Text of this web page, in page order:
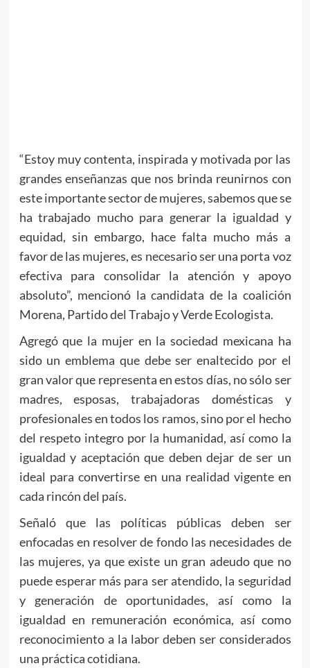
“Estoy muy contenta, inspirada y motivada por las
grandes enseñanzas que nos brinda reunirnos con
este importante sector de mujeres, sabemos que se
ha trabajado mucho para generar la igualdad y
equidad, sin embargo, hace falta mucho más a
favor de las mujeres, es necesario ser una porta voz
efectiva para consolidar la atención y apoyo
absoluto”, mencionó la candidata de la coalición
Morena, Partido del Trabajo y Verde Ecologista.
Agregó que la mujer en la sociedad mexicana ha
sido un emblema que debe ser enaltecido por el
gran valor que representa en estos días, no sólo ser
madres, esposas, trabajadoras domésticas y
profesionales en todos los ramos, sino por el hecho
del respeto integro por la humanidad, así como la
igualdad y aceptación que deben dejar de ser un
ideal para convertirse en una realidad vigente en
cada rincón del país.
Señaló que las políticas públicas deben ser
enfocadas en resolver de fondo las necesidades de
las mujeres, ya que existe un gran adeudo que no
puede esperar más para ser atendido, la seguridad
y generación de oportunidades, así como la
igualdad en remuneración económica, así como
reconocimiento a la labor deben ser considerados
una práctica cotidiana.